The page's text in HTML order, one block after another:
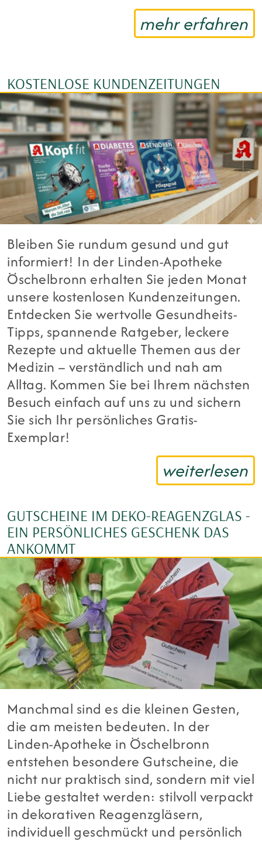
mehr erfahren
KOSTENLOSE KUNDENZEITUNGEN
Bleiben Sie rundum gesund und gut
informiert! In der Linden-Apotheke
Öschelbronn erhalten Sie jeden Monat
unsere kostenlosen Kundenzeitungen.
Entdecken Sie wertvolle Gesundheits-
Tipps, spannende Ratgeber, leckere
Rezepte und aktuelle Themen aus der
Medizin – verständlich und nah am
Alltag. Kommen Sie bei Ihrem nächsten
Besuch einfach auf uns zu und sichern
Sie sich Ihr persönliches Gratis-
Exemplar!
weiterlesen
GUTSCHEINE IM DEKO-REAGENZGLAS -
EIN PERSÖNLICHES GESCHENK DAS
ANKOMMT
Manchmal sind es die kleinen Gesten,
die am meisten bedeuten. In der
Linden-Apotheke in Öschelbronn
entstehen besondere Gutscheine, die
nicht nur praktisch sind, sondern mit viel
Liebe gestaltet werden: stilvoll verpackt
in dekorativen Reagenzgläsern,
individuell geschmückt und persönlich